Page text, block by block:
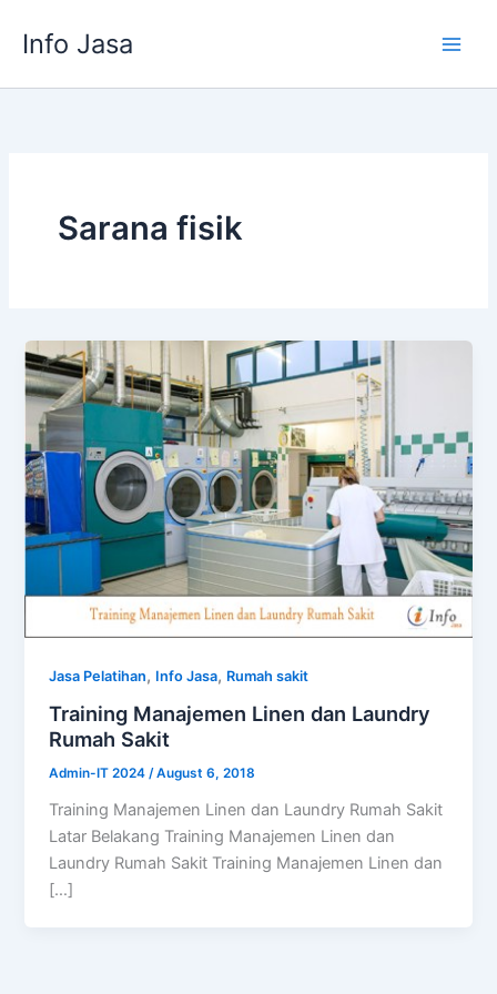
Info Jasa
Sarana fisik
Jasa Pelatihan, Info Jasa, Rumah sakit
Training Manajemen Linen dan Laundry
Rumah Sakit
Admin-IT 2024/August 6, 2018
Training Manajemen Linen dan Laundry Rumah Sakit
Latar Belakang Training Manajemen Linen dan
Laundry Rumah Sakit Training Manajemen Linen dan
[…]